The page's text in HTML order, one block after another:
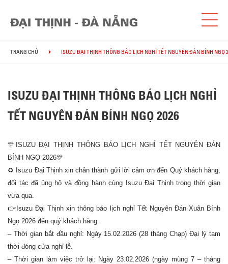
TRANG CHỦ ISUZU ĐẠI THỊNH THÔNG BÁO LỊCH NGHỈ TẾT NGUYÊN ĐÁN BÍNH NGỌ
ISUZU ĐẠI THỊNH THÔNG BÁO LỊCH NGHỈ
TẾT NGUYÊN ĐÁN BÍNH NGỌ 2026
🎊 ISUZU ĐẠI THỊNH THÔNG BÁO LỊCH NGHỈ TẾT NGUYÊN ĐÁN
BÍNH NGỌ 2026🎊
♻ Isuzu Đại Thịnh xin chân thành gửi lời cảm ơn đến Quý khách hàng,
đối tác đã ủng hộ và đồng hành cùng Isuzu Đại Thịnh trong thời gian
vừa qua.
👉 Isuzu Đại Thịnh xin thông báo lịch nghỉ Tết Nguyên Đán Xuân Bính
Ngọ 2026 đến quý khách hàng:
– Thời gian bắt đầu nghỉ: Ngày 15.02.2026 (28 tháng Chạp) Đại lý tạm
thời đóng cửa nghỉ lễ.
– Thời gian làm việc trở lại: Ngày 23.02.2026 (ngày mùng 7 – tháng